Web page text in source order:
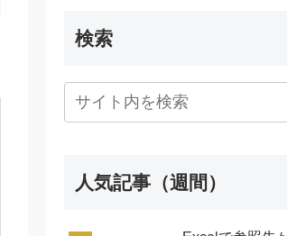
検索
人気記事（週間）